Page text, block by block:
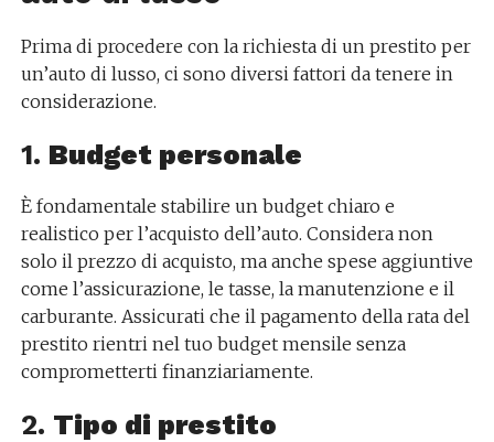
Prima di procedere con la richiesta di un prestito per
un’auto di lusso, ci sono diversi fattori da tenere in
considerazione.
1. Budget personale
È fondamentale stabilire un budget chiaro e
realistico per l’acquisto dell’auto. Considera non
solo il prezzo di acquisto, ma anche spese aggiuntive
come l’assicurazione, le tasse, la manutenzione e il
carburante. Assicurati che il pagamento della rata del
prestito rientri nel tuo budget mensile senza
comprometterti finanziariamente.
2. Tipo di prestito